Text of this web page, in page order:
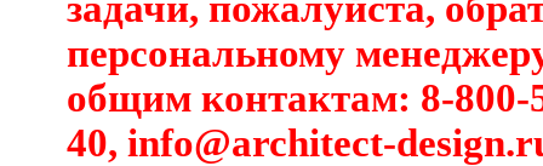
персональному
общим контактам: 8-800-
40, info@architect-